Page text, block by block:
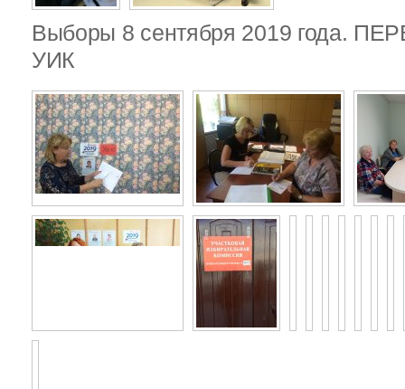
Выборы 8 сентября 2019 года.
УИК